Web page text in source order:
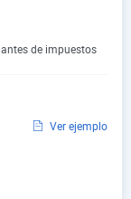
de impuestos
Ver ejemplo